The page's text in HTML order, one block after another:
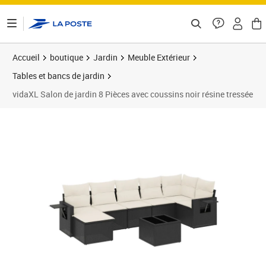
Accueil boutique Jardin
Meuble Extérieur
Tables et bancs de jardin
vidaXL Salon de jardin 8 Pièces avec coussins noir résine tressée